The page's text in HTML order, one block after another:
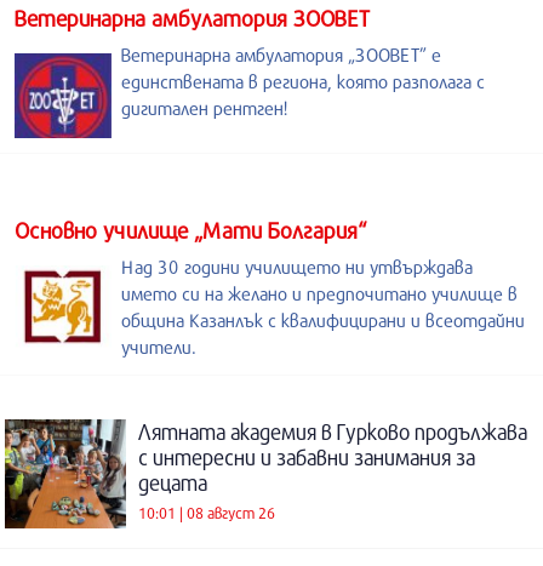
Ветеринарна амбулатория ЗООВЕТ
Ветеринарна амбулатория „ЗООВЕТ” е
единствената в региона, която разполага с
дигитален рентген!
Основно училище „Мати Болгария“
Над 30 години училището ни утвърждава
името си на желано и предпочитано училище в
община Казанлък с квалифицирани и всеотдайни
учители.
Лятната академия в Гурково продължава
с интересни и забавни занимания за
децата
10:01 | 08 август 26